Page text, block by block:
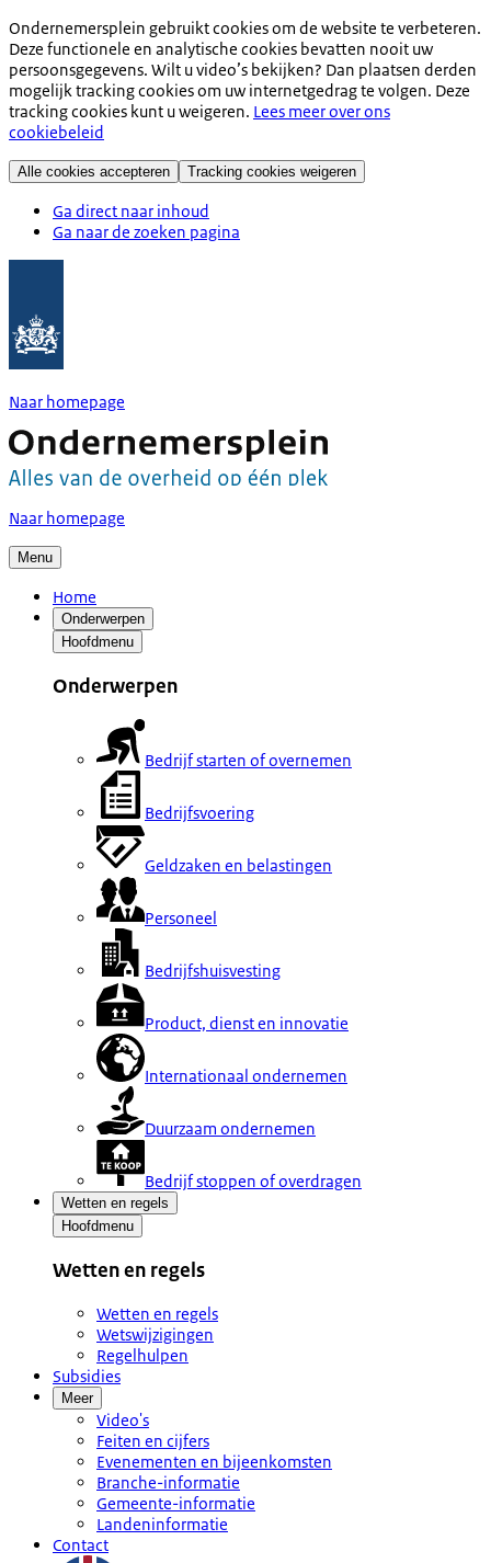
Ondernemersplein gebruikt cookies om de website te verbeteren.
Deze functionele en analytische cookies bevatten nooit uw
persoonsgegevens. Wilt u video’s bekijken? Dan plaatsen derden
mogelijk tracking cookies om uw internetgedrag te volgen. Deze
tracking cookies kunt u weigeren. Lees meer over ons
cookiebeleid
Alle cookies accepteren Tracking cookies weigeren
Ga direct naar inhoud
Ga naar de zoeken pagina
Naar homepage
Naar homepage
Menu
Home
Onderwerpen
Hoofdmenu
Onderwerpen
Bedrijf starten of overnemen
Bedrijfsvoering
Geldzaken en belastingen
Personeel
Bedrijfshuisvesting
Product, dienst en innovatie
Internationaal ondernemen
Duurzaam ondernemen
Bedrijf stoppen of overdragen
Wetten en regels
Hoofdmenu
Wetten en regels
Wetten en regels
Wetswijzigingen
Regelhulpen
Subsidies
Meer
Video's
Feiten en cijfers
Evenementen en bijeenkomsten
Branche-informatie
Gemeente-informatie
Landeninformatie
Contact